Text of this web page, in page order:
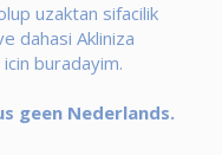
uzaktan sifacilik
dahasi Akliniza
buradayim.
geen Nederlands.